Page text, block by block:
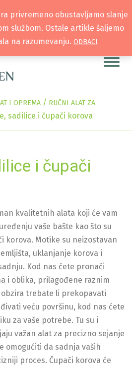
I OPREMA / RUČNI ALAT ZA
sadilice i čupači korova
i čupači
kvalitetnih alata koji će vam
vaše bašte kao što su
korova. Motike su neizostavan
uklanjanje korova i
Kod nas ćete pronaći
i oblika, prilagođene raznim
trebate li prekopavati
veću površinu, kod nas ćete
za vaše potrebe. Tu su i
važan alat za precizno sejanje
omogućiti da sadnja vaših
proces. Čupači korova će
privremeno obustavljamo slanje
službom. Ostale artikle šaljemo
na razumevanju. ODBACI